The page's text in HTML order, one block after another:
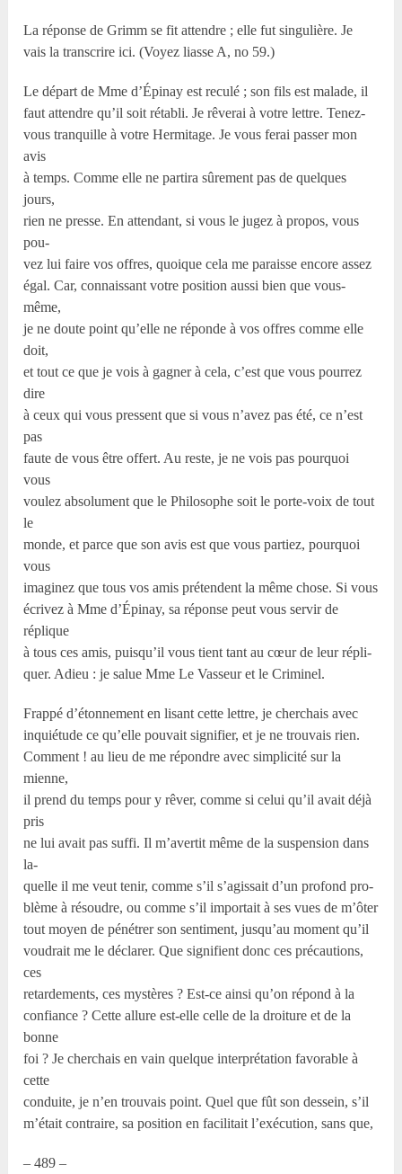
La réponse de Grimm se fit attendre ; elle fut singulière. Je
vais la transcrire ici. (Voyez liasse A, no 59.)
Le départ de Mme d’Épinay est reculé ; son fils est malade, il
faut attendre qu’il soit rétabli. Je rêverai à votre lettre. Tenez-
vous tranquille à votre Hermitage. Je vous ferai passer mon
avis
à temps. Comme elle ne partira sûrement pas de quelques
jours,
rien ne presse. En attendant, si vous le jugez à propos, vous
pou-
vez lui faire vos offres, quoique cela me paraisse encore assez
égal. Car, connaissant votre position aussi bien que vous-
même,
je ne doute point qu’elle ne réponde à vos offres comme elle
doit,
et tout ce que je vois à gagner à cela, c’est que vous pourrez
dire
à ceux qui vous pressent que si vous n’avez pas été, ce n’est
pas
faute de vous être offert. Au reste, je ne vois pas pourquoi
vous
voulez absolument que le Philosophe soit le porte-voix de tout
le
monde, et parce que son avis est que vous partiez, pourquoi
vous
imaginez que tous vos amis prétendent la même chose. Si vous
écrivez à Mme d’Épinay, sa réponse peut vous servir de
réplique
à tous ces amis, puisqu’il vous tient tant au cœur de leur répli-
quer. Adieu : je salue Mme Le Vasseur et le Criminel.
Frappé d’étonnement en lisant cette lettre, je cherchais avec
inquiétude ce qu’elle pouvait signifier, et je ne trouvais rien.
Comment ! au lieu de me répondre avec simplicité sur la
mienne,
il prend du temps pour y rêver, comme si celui qu’il avait déjà
pris
ne lui avait pas suffi. Il m’avertit même de la suspension dans
la-
quelle il me veut tenir, comme s’il s’agissait d’un profond pro-
blème à résoudre, ou comme s’il importait à ses vues de m’ôter
tout moyen de pénétrer son sentiment, jusqu’au moment qu’il
voudrait me le déclarer. Que signifient donc ces précautions,
ces
retardements, ces mystères ? Est-ce ainsi qu’on répond à la
confiance ? Cette allure est-elle celle de la droiture et de la
bonne
foi ? Je cherchais en vain quelque interprétation favorable à
cette
conduite, je n’en trouvais point. Quel que fût son dessein, s’il
m’était contraire, sa position en facilitait l’exécution, sans que,
– 489 –